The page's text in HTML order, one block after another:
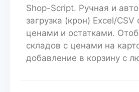
Shop-Script. Ручная и
загрузка (крон) Excel/CSV
ценами и остатками.
складов с ценами на
добавление в корзину с